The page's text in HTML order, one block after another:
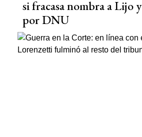
si fracasa nombra a Lijo
por DNU